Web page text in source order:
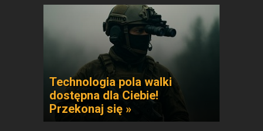
Technologia pola walki
dostępna dla Ciebie!
Przekonaj się »